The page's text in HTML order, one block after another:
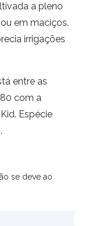
a pleno
em maciços.
irrigações
entre as
com a
Espécie
se deve ao